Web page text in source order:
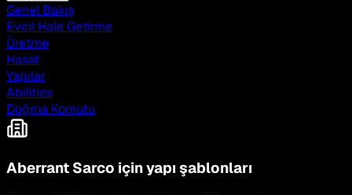
Genel Bakış
Evcil Hale Getirme
Üretme
Hasat
Yapılar
Abilities
Doğma Komutu
Aberrant Sarco için yapı şablonları